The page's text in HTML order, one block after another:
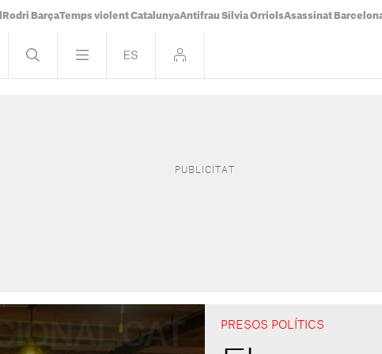
Rodri BarçaTemps violent CatalunyaAntifrau Sílvia OrriolsAsassinat
PRESOS POLÍTICS